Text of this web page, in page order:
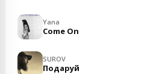
Yana
Come On
SUROV
Подаруй